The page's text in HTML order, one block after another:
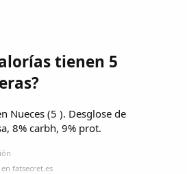
tienen 5
Nueces (5 ). Desglose de
8% carbh, 9% prot.
fatsecret.es